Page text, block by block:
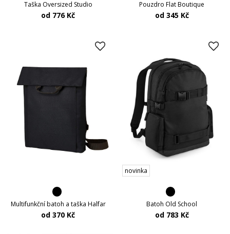
Taška Oversized Studio
od 776 Kč
Pouzdro Flat Boutique
od 345 Kč
Multifunkční batoh a taška Halfar
od 370 Kč
novinka
Batoh Old School
od 783 Kč